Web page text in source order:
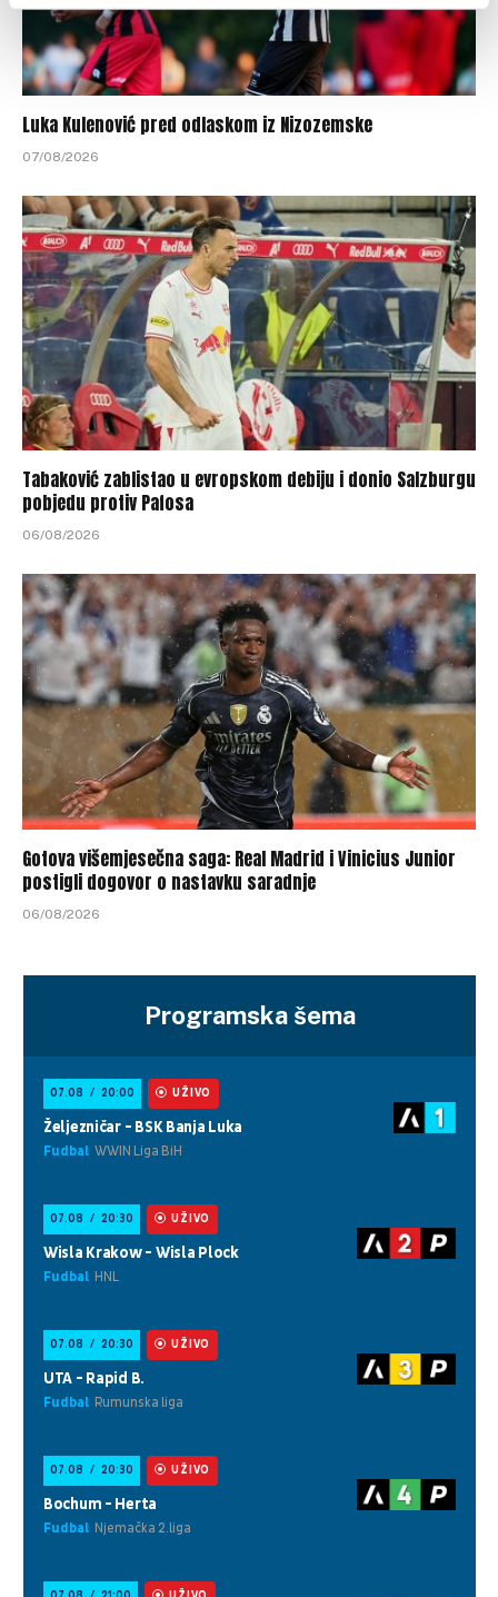
Luka Kulenović pred odlaskom iz Nizozemske
07/08/2026
Tabaković zablistao u evropskom debiju i donio Salzburgu
pobjedu protiv Pafosa
06/08/2026
Gotova višemjesečna saga: Real Madrid i Vinicius Junior
postigli dogovor o nastavku saradnje
06/08/2026
Programska šema